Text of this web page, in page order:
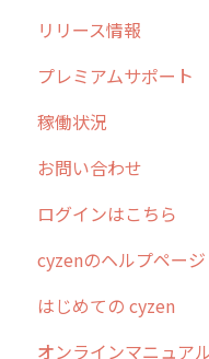
外廻り営業
清掃
不動産
過去の重要なお知
障害情報
リリース情報
リリース
2026年のリリース
2025年のリリース
2024年のリリース
2023年のリリース
過去のリリース
2019年までのリリ
プレミアムサポート
稼働状況
お問い合わせ
ログインはこちら
cyzenのヘルプページ
はじめての cyzen
0. はじめての
オンラインマニュア